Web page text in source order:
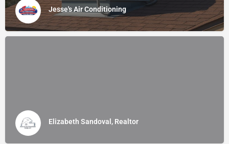
Jesse's Air Conditioning
Elizabeth Sandoval, Realtor